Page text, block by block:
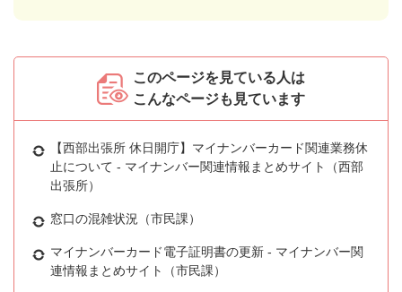
このページを見ている人は
こんなページも見ています
【西部出張所 休日開庁】マイナンバーカード関連業務休
止について - マイナンバー関連情報まとめサイト（西部
出張所）
窓口の混雑状況（市民課）
マイナンバーカード電子証明書の更新 - マイナンバー関
連情報まとめサイト（市民課）